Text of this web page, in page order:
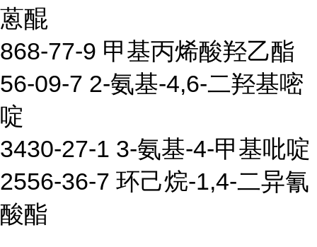
蒽醌
868-77-9 甲基丙烯酸羟乙酯
56-09-7 2-氨基-4,6-二羟基嘧
啶
3430-27-1 3-氨基-4-甲基吡啶
2556-36-7 环己烷-1,4-二异氰
酸酯